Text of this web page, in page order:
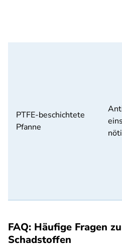
PTFE-beschichtete
Pfanne
FAQ: Häufige Fragen
Schadstoffen